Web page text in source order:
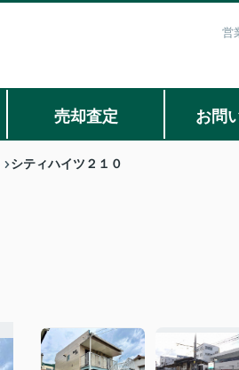
営
売却査定 お問
シティハイツ２１０